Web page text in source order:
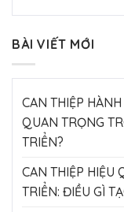
BÀI VIẾT MỚI
CAN THIỆP
QUAN TRỌNG
TRIỂN?
CAN THIỆP HIỆU
TRIỂN: ĐIỀU GÌ